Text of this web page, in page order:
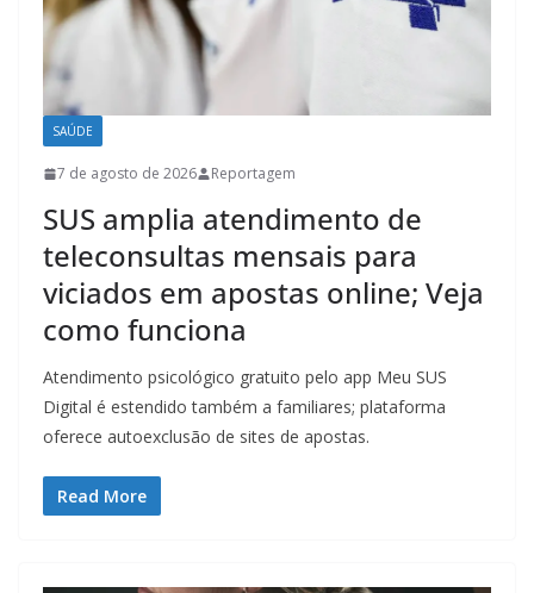
SAÚDE
7 de agosto de 2026 Reportagem
SUS amplia atendimento de
teleconsultas mensais para
viciados em apostas online; Veja
como funciona
Atendimento psicológico gratuito pelo app Meu SUS
Digital é estendido também a familiares; plataforma
oferece autoexclusão de sites de apostas.
Read More